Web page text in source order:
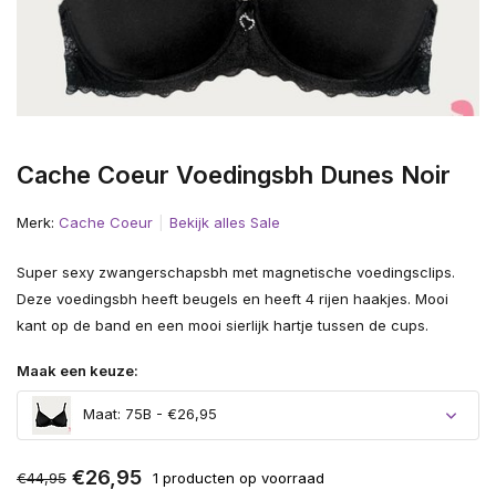
Cache Coeur Voedingsbh Dunes Noir
Merk: Cache Coeur Bekijk alles Sale
Super sexy zwangerschapsbh met magnetische voedingsclips.
Deze voedingsbh heeft beugels en heeft 4 rijen haakjes. Mooi
kant op de band en een mooi sierlijk hartje tussen de cups.
Maak een keuze:
Maat: 75B - €26,95
€44,95 €26,95 1 producten op voorraad